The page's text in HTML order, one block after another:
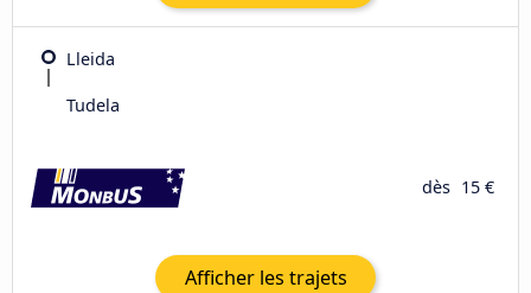
Lleida
Tudela
dès 15 €
Afficher les trajets